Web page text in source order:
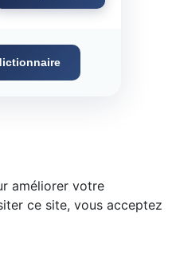
améliorer votre
ce site, vous acceptez